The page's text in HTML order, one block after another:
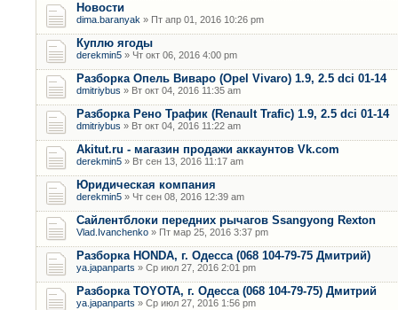
Новости
dima.baranyak » Пт апр 01, 2016 10:26 pm
Куплю ягоды
derekmin5 » Чт окт 06, 2016 4:00 pm
Разборка Опель Виваро (Opel Vivaro) 1.9, 2.5 dci 01-14
dmitriybus » Вт окт 04, 2016 11:35 am
Разборка Рено Трафик (Renault Trafic) 1.9, 2.5 dci 01-14
dmitriybus » Вт окт 04, 2016 11:22 am
Akitut.ru - магазин продажи аккаунтов Vk.com
derekmin5 » Вт сен 13, 2016 11:17 am
Юридическая компания
derekmin5 » Чт сен 08, 2016 12:39 am
Сайлентблоки передних рычагов Ssangyong Rexton
Vlad.Ivanchenko » Пт мар 25, 2016 3:37 pm
Разборка HONDA, г. Одесса (068 104-79-75 Дмитрий)
ya.japanparts » Ср июл 27, 2016 2:01 pm
Разборка TOYOTA, г. Одесса (068 104-79-75) Дмитрий
ya.japanparts » Ср июл 27, 2016 1:56 pm